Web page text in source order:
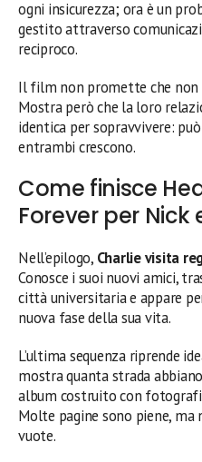
ogni insicurezza; ora è un
gestito attraverso
reciproco.
Il film non promette che
Mostra però che la loro
identica per sopravvivere:
entrambi crescono.
Come finisce
Forever per Nick
Nell’epilogo, Charlie visita
Conosce i suoi nuovi amici,
città universitaria e appare
nuova fase della sua vita.
L’ultima sequenza riprende
mostra quanta strada
album costruito con
Molte pagine sono piene, ma
vuote.